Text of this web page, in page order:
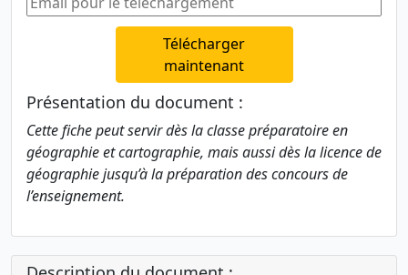
Télécharger
maintenant
Présentation du document :
Cette fiche peut servir dès la classe préparatoire en
géographie et cartographie, mais aussi dès la licence de
géographie jusqu’à la préparation des concours de
l’enseignement.